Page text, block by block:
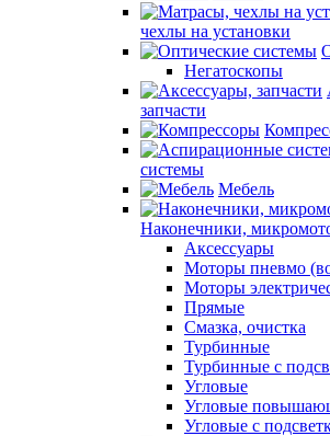
чехлы на установки
Негатоскопы
запчасти
системы
Мебель
Наконечники,
Аксессуары
Моторы пневмо
Моторы
Прямые
Смазка, очистка
Турбинные
Турбинные с
Угловые
Угловые
Угловые с